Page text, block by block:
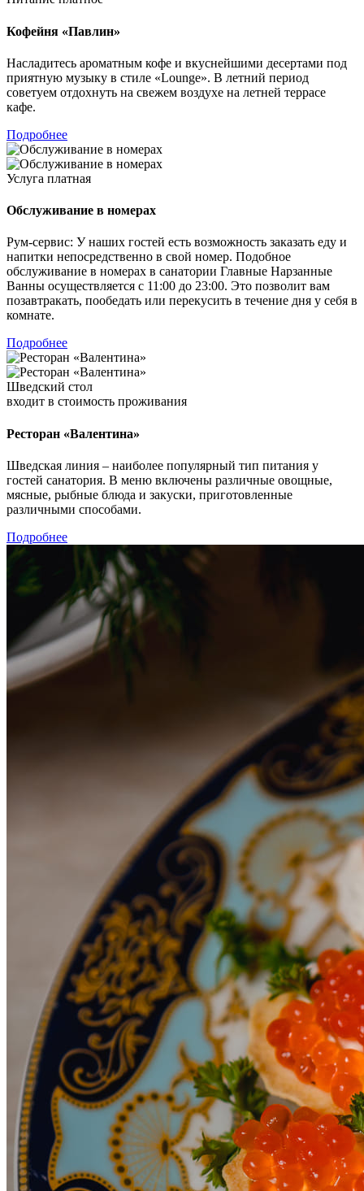
Кофейня «Павлин»
Насладитесь ароматным кофе и вкуснейшими десертами под
приятную музыку в стиле «Lounge». В летний период
советуем отдохнуть на свежем воздухе на летней террасе
кафе.
Подробнее
Услуга платная
Обслуживание в номерах
Рум-сервис: У наших гостей есть возможность заказать еду и
напитки непосредственно в свой номер. Подобное
обслуживание в номерах в санатории Главные Нарзанные
Ванны осуществляется с 11:00 до 23:00. Это позволит вам
позавтракать, пообедать или перекусить в течение дня у себя в
комнате.
Подробнее
Шведский стол
входит в стоимость проживания
Ресторан «Валентина»
Шведская линия – наиболее популярный тип питания у
гостей санатория. В меню включены различные овощные,
мясные, рыбные блюда и закуски, приготовленные
различными способами.
Подробнее